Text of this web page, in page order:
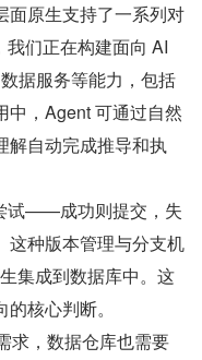
面原生支持了一系列对
们正在构建面向 AI
据服务等能力，包括
中，Agent 可通过自然
解自动完成推导和执
试——成功则提交，失
这种版本管理与分支机
集成到数据库中。这
核心判断。
求，数据仓库也需要